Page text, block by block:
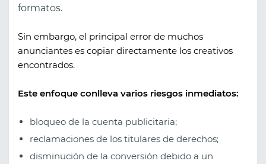
formatos.
Sin embargo, el principal error de muchos
anunciantes es copiar directamente los creativos
encontrados.
Este enfoque conlleva varios riesgos inmediatos:
bloqueo de la cuenta publicitaria;
reclamaciones de los titulares de derechos;
disminución de la conversión debido a un